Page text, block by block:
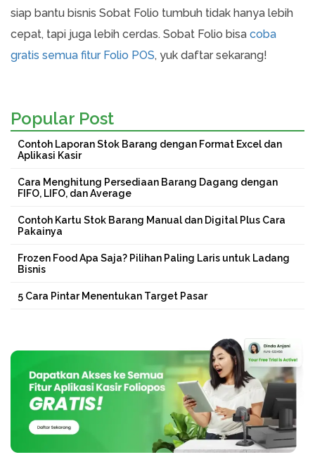
siap bantu bisnis Sobat Folio tumbuh tidak hanya lebih
cepat, tapi juga lebih cerdas. Sobat Folio bisa coba
gratis semua fitur Folio POS, yuk daftar sekarang!
Popular Post
Contoh Laporan Stok Barang dengan Format Excel dan
Aplikasi Kasir
Cara Menghitung Persediaan Barang Dagang dengan
FIFO, LIFO, dan Average
Contoh Kartu Stok Barang Manual dan Digital Plus Cara
Pakainya
Frozen Food Apa Saja? Pilihan Paling Laris untuk Ladang
Bisnis
5 Cara Pintar Menentukan Target Pasar